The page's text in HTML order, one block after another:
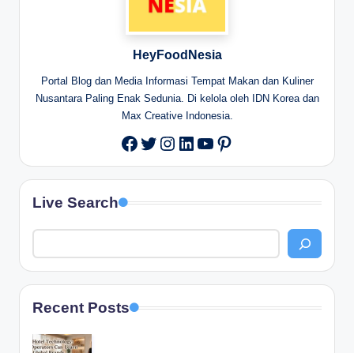
HeyFoodNesia
Portal Blog dan Media Informasi Tempat Makan dan Kuliner
Nusantara Paling Enak Sedunia. Di kelola oleh IDN Korea dan
Max Creative Indonesia.
Facebook
Twitter
Instagram
LinkedIn
YouTube
Pinterest
Live Search
Recent Posts